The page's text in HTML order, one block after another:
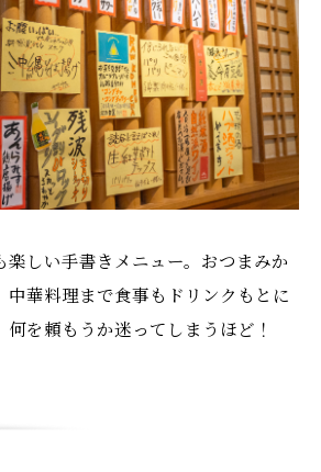
しい手書きメニュー。おつまみか
中華料理まで食事もドリンクもとに
を頼もうか迷ってしまうほど！